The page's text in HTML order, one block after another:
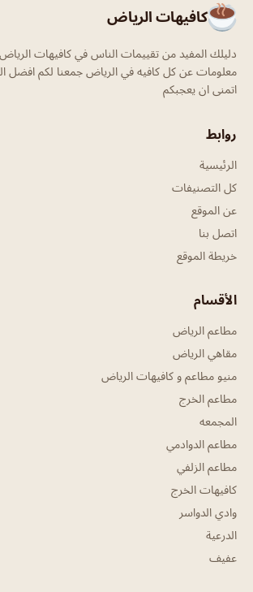
كافيهات الرياض
دليلك المفيد من تقييمات الناس في كافيهات
معلومات عن كل كافيه في الرياض جمعنا لكم افضل
اتمنى ان يعجبكم
روابط
الرئيسية
كل التصنيفات
عن الموقع
اتصل بنا
خريطة الموقع
الأقسام
مطاعم الرياض
مقاهي الرياض
منيو مطاعم و كافيهات الرياض
مطاعم الخرج
المجمعه
مطاعم الدوادمي
مطاعم الزلفي
كافيهات الخرج
وادي الدواسر
الدرعية
عفيف